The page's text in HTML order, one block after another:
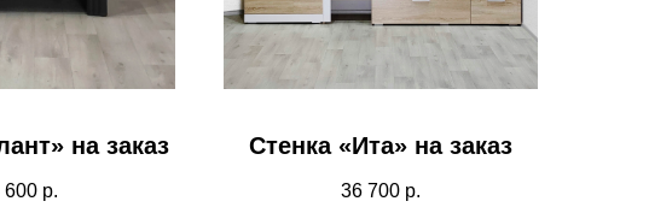
на заказ
600 р.
Стенка «Ита» на заказ
36 700 р.